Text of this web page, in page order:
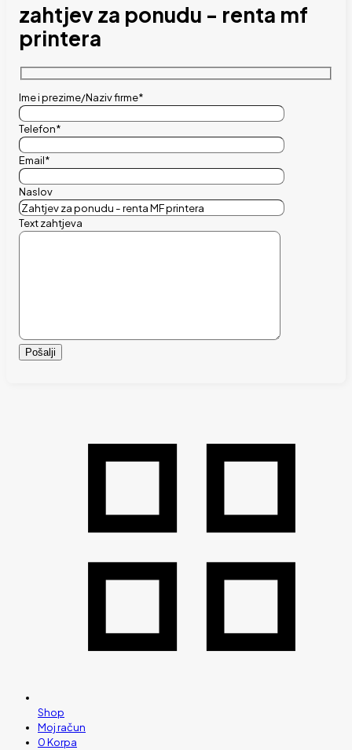
zahtjev za ponudu - renta mf
printera
Ime i prezime/Naziv firme*
Telefon*
Email*
Naslov
Text zahtjeva
Shop
Moj račun
0Korpa